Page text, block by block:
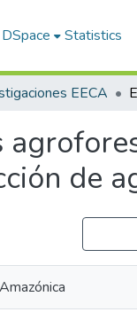
Statistics
EECA
de